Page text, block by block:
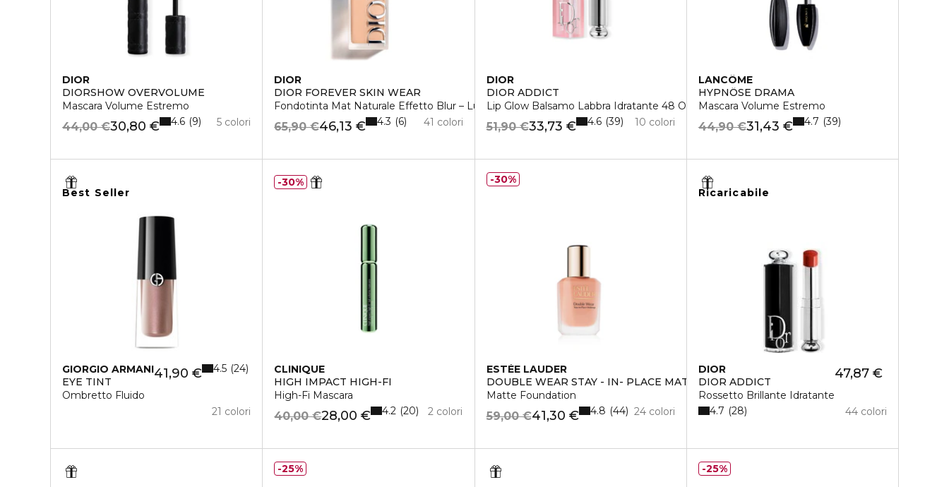
DIOR
DIORSHOW OVERVOLUME
Mascara Volume Estremo
30,80 €
44,00 € 5 colori
4.6 9
DIOR
DIOR FOREVER SKIN WEAR
Fondotinta Mat Naturale Effetto Blur – Lunga Tenuta 24 Ore
46,13 €
65,90 € 41 colori
4.3 6
DIOR
DIOR ADDICT
Lip Glow Balsamo Labbra Idratante 48 Ore
33,73 €
51,90 € 10 colori
4.6 39
LANCÔME
HYPNÔSE DRAMA
Mascara Volume Estremo
31,43 €
44,90 € 4.7 39
Best Seller
GIORGIO ARMANI
EYE TINT
Ombretto Fluido
41,90 €
21 colori
4.5 24
CLINIQUE
HIGH IMPACT HIGH-FI
High-Fi Mascara
28,00 €
40,00 € 2 colori
4.2 20
30%
ESTÉE LAUDER
DOUBLE WEAR STAY - IN- PLACE MATTE FOUNDATION
Matte Foundation
41,30 €
59,00 € 24 colori
4.8 44
30%
Ricaricabile
DIOR
DIOR ADDICT
Rossetto Brillante Idratante
47,87 €
44 colori
4.7 28
25% 25%